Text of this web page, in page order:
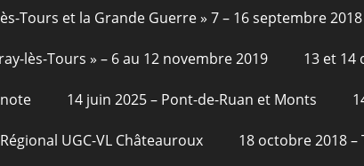
Tours et la Grande Guerre » 7 – 16 septembre 2018
lès-Tours » – 6 au 12 novembre 2019 13 et 14
14 juin 2025 – Pont-de-Ruan et Monts
UGC-VL Châteauroux 18 octobre 2018 –